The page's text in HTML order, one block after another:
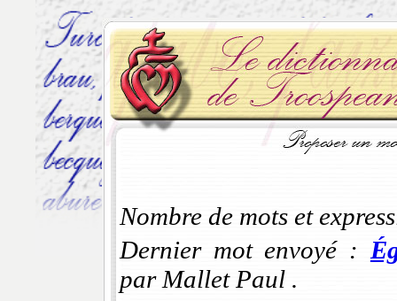
Nombre de mots et
Dernier mot envoyé :
par Mallet Paul .